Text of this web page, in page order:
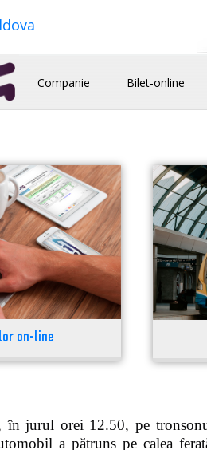
Companie Bilet-online
on-line
jurul orei 12.50, pe
a pătruns pe calea